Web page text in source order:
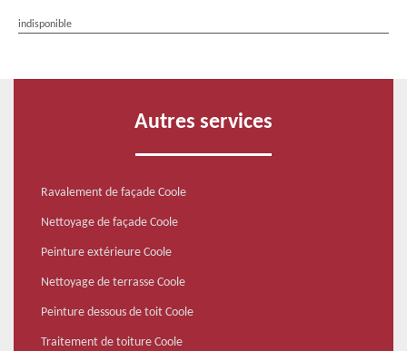
indisponible
Autres services
Ravalement de façade Coole
Nettoyage de façade Coole
Peinture extérieure Coole
Nettoyage de terrasse Coole
Peinture dessous de toit Coole
Traitement de toiture Coole